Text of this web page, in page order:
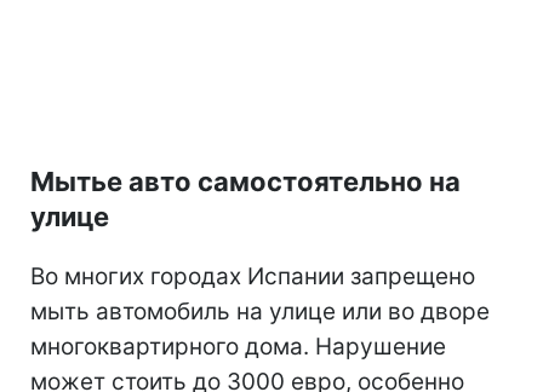
Мытье авто самостоятельно на
улице
Во многих городах Испании запрещено
мыть автомобиль на улице или во дворе
многоквартирного дома. Нарушение
может стоить до 3000 евро, особенно